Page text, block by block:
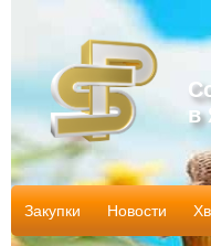
в
Закупки Новости